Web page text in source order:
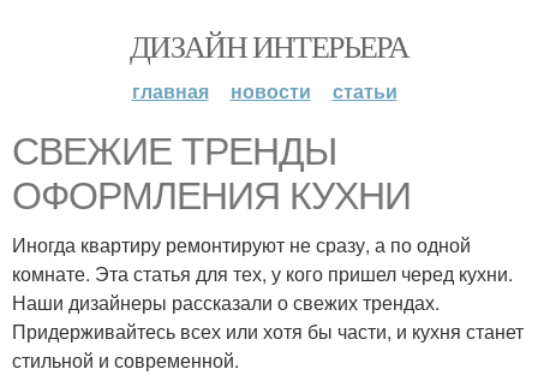
ДИЗАЙН ИНТЕРЬЕРА
главная новости статьи
СВЕЖИЕ ТРЕНДЫ
ОФОРМЛЕНИЯ КУХНИ
Иногда квартиру ремонтируют не сразу, а по одной
комнате. Эта статья для тех, у кого пришел черед кухни.
Наши дизайнеры рассказали о свежих трендах.
Придерживайтесь всех или хотя бы части, и кухня станет
стильной и современной.